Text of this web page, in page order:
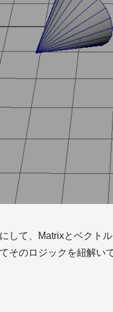
して、Matrixとベクト
そのロジックを紐解い